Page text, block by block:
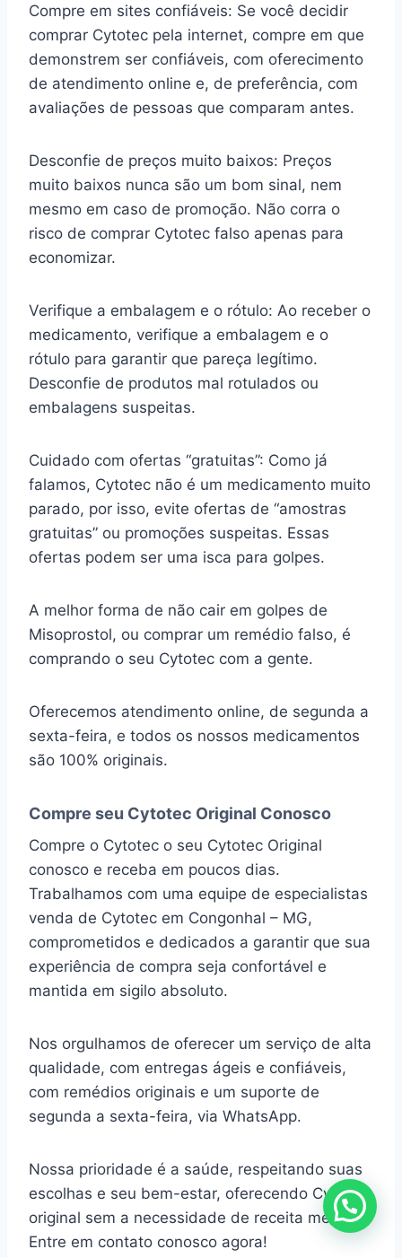
Compre em sites confiáveis: Se você decidir
comprar Cytotec pela internet, compre em que
demonstrem ser confiáveis, com oferecimento
de atendimento online e, de preferência, com
avaliações de pessoas que comparam antes.
Desconfie de preços muito baixos: Preços
muito baixos nunca são um bom sinal, nem
mesmo em caso de promoção. Não corra o
risco de comprar Cytotec falso apenas para
economizar.
Verifique a embalagem e o rótulo: Ao receber o
medicamento, verifique a embalagem e o
rótulo para garantir que pareça legítimo.
Desconfie de produtos mal rotulados ou
embalagens suspeitas.
Cuidado com ofertas “gratuitas”: Como já
falamos, Cytotec não é um medicamento muito
parado, por isso, evite ofertas de “amostras
gratuitas” ou promoções suspeitas. Essas
ofertas podem ser uma isca para golpes.
A melhor forma de não cair em golpes de
Misoprostol, ou comprar um remédio falso, é
comprando o seu Cytotec com a gente.
Oferecemos atendimento online, de segunda a
sexta-feira, e todos os nossos medicamentos
são 100% originais.
Compre seu Cytotec Original Conosco
Compre o Cytotec o seu Cytotec Original
conosco e receba em poucos dias.
Trabalhamos com uma equipe de especialistas
venda de Cytotec em Congonhal – MG,
comprometidos e dedicados a garantir que sua
experiência de compra seja confortável e
mantida em sigilo absoluto.
Nos orgulhamos de oferecer um serviço de alta
qualidade, com entregas ágeis e confiáveis,
com remédios originais e um suporte de
segunda a sexta-feira, via WhatsApp.
Nossa prioridade é a saúde, respeitando suas
escolhas e seu bem-estar, oferecendo Cytotec
original sem a necessidade de receita médica.
Entre em contato conosco agora!